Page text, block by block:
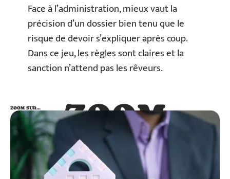
Face à l’administration, mieux vaut la
précision d’un dossier bien tenu que le
risque de devoir s’expliquer après coup.
Dans ce jeu, les règles sont claires et la
sanction n’attend pas les rêveurs.
ZOOM
SUR…
ZOOM SUR…